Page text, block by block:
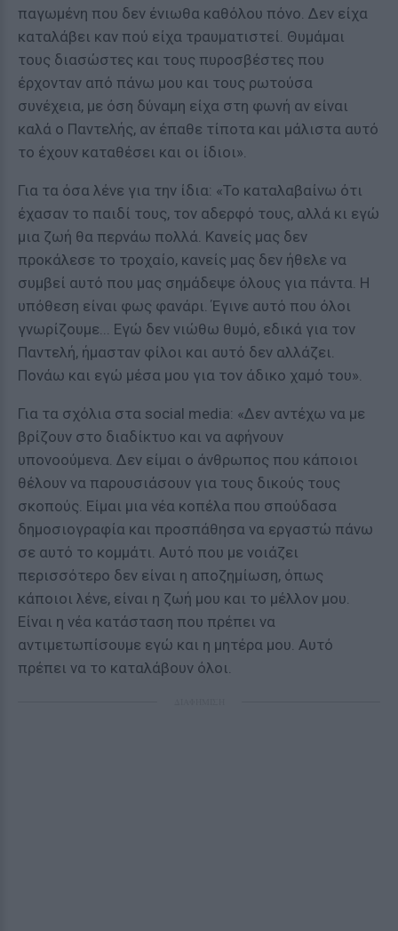
παγωμένη που δεν ένιωθα καθόλου πόνο. Δεν είχα
καταλάβει καν πού είχα τραυματιστεί. Θυμάμαι
τους διασώστες και τους πυροσβέστες που
έρχονταν από πάνω μου και τους ρωτούσα
συνέχεια, με όση δύναμη είχα στη φωνή αν είναι
καλά ο Παντελής, αν έπαθε τίποτα και μάλιστα αυτό
το έχουν καταθέσει και οι ίδιοι».
Για τα όσα λένε για την ίδια: «Το καταλαβαίνω ότι
έχασαν το παιδί τους, τον αδερφό τους, αλλά κι εγώ
μια ζωή θα περνάω πολλά. Κανείς μας δεν
προκάλεσε το τροχαίο, κανείς μας δεν ήθελε να
συμβεί αυτό που μας σημάδεψε όλους για πάντα. Η
υπόθεση είναι φως φανάρι. Έγινε αυτό που όλοι
γνωρίζουμε... Εγώ δεν νιώθω θυμό, εδικά για τον
Παντελή, ήμασταν φίλοι και αυτό δεν αλλάζει.
Πονάω και εγώ μέσα μου για τον άδικο χαμό του».
Για τα σχόλια στα social media: «Δεν αντέχω να με
βρίζουν στο διαδίκτυο και να αφήνουν
υπονοούμενα. Δεν είμαι ο άνθρωπος που κάποιοι
θέλουν να παρουσιάσουν για τους δικούς τους
σκοπούς. Είμαι μια νέα κοπέλα που σπούδασα
δημοσιογραφία και προσπάθησα να εργαστώ πάνω
σε αυτό το κομμάτι. Αυτό που με νοιάζει
περισσότερο δεν είναι η αποζημίωση, όπως
κάποιοι λένε, είναι η ζωή μου και το μέλλον μου.
Είναι η νέα κατάσταση που πρέπει να
αντιμετωπίσουμε εγώ και η μητέρα μου. Αυτό
πρέπει να το καταλάβουν όλοι.